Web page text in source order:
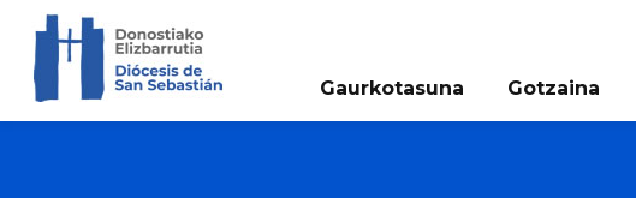
Gaurkotasuna Gotzaina